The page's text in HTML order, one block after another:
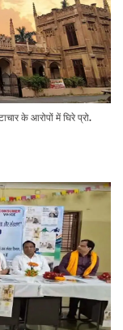
के आरोपों में घिरे प्रो.